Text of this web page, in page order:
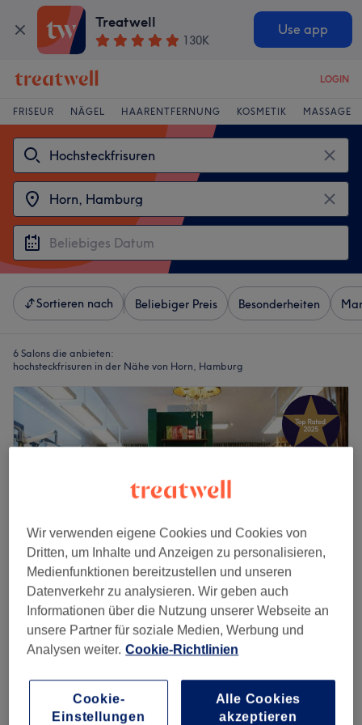
Treatwell
130K
Use app
LOGIN
FRISEUR NÄGEL HAARENTFERNUNG KOSMETIK MASSAGE
Sortieren nach Beliebiger Preis Besonderheiten
6 Salons die anbieten:
hochsteckfrisuren in der Nähe von Horn, Hamburg
Fahran and Friends
4,9
751 Bewertungen
Blohms Park, Hamburg
Auf Karte anzeigen
Damen - Hochsteckfrisur
Schnellansicht Saloninfos
Wir verwenden eigene Cookies und Cookies von
Dritten, um Inhalte und Anzeigen zu personalisieren,
Medienfunktionen bereitzustellen und unseren
Datenverkehr zu analysieren. Wir geben auch
Informationen über die Nutzung unserer Webseite an
unsere Partner für soziale Medien, Werbung und
Analysen weiter. Cookie-Richtlinien
Cookie-
Einstellungen
Alle Cookies
akzeptieren